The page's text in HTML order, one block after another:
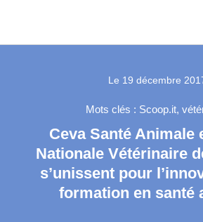
Le 19 décembre
Mots clés : Scoop.it,
Ceva Santé Animale
Nationale Vétérinaire
s’unissent pour
formation en santé